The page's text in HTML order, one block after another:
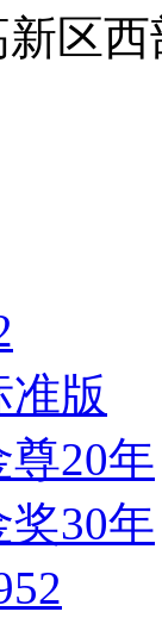
区西
准版
尊20年
奖30年